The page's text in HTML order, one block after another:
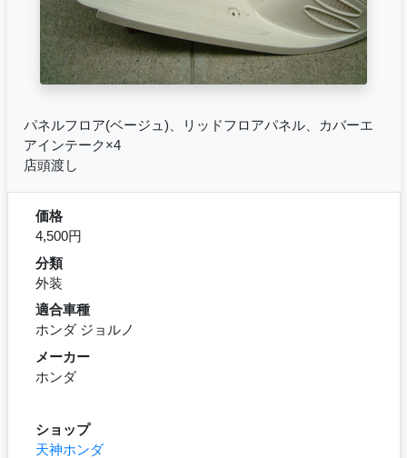
パネルフロア(ベージュ)、リッドフロアパネル、カバーエ
アインテーク×4
店頭渡し
価格
4,500円
分類
外装
適合車種
ホンダ ジョルノ
メーカー
ホンダ
ショップ
天神ホンダ